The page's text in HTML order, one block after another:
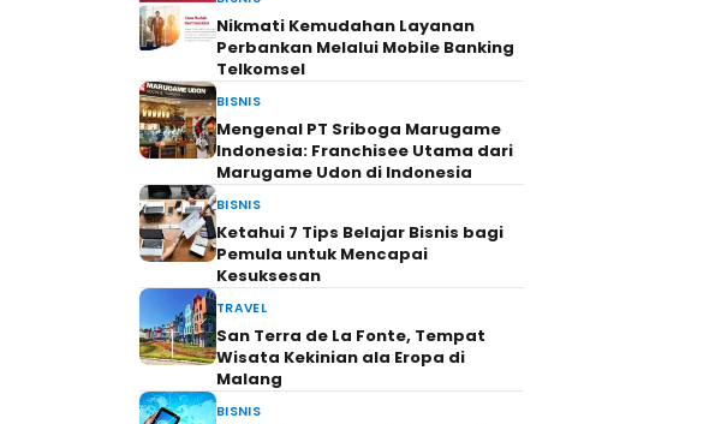
Nikmati Kemudahan Layanan
Perbankan Melalui Mobile Banking
Telkomsel
BISNIS
Mengenal PT Sriboga Marugame
Indonesia: Franchisee Utama dari
Marugame Udon di Indonesia
BISNIS
Ketahui 7 Tips Belajar Bisnis bagi
Pemula untuk Mencapai
Kesuksesan
TRAVEL
San Terra de La Fonte, Tempat
Wisata Kekinian ala Eropa di
Malang
BISNIS